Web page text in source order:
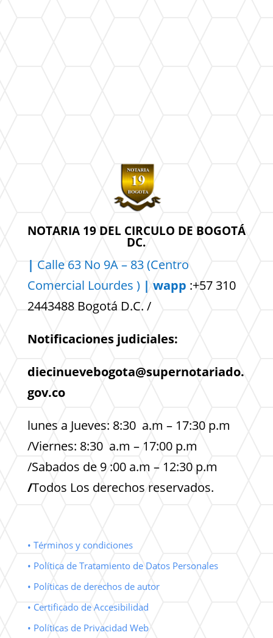
NOTARIA 19 DEL CIRCULO DE BOGOTÁ
DC.
| Calle 63 No 9A – 83 (Centro
Comercial Lourdes ) | wapp :+57 310
2443488 Bogotá D.C. /
Notificaciones judiciales:
diecinuevebogota@supernotariado.
gov.co
lunes a Jueves: 8:30 a.m – 17:30 p.m
/Viernes: 8:30 a.m – 17:00 p.m
/Sabados de 9 :00 a.m – 12:30 p.m
/Todos Los derechos reservados.
• Términos y condiciones
• Política de Tratamiento de Datos Personales
• Políticas de derechos de autor
• Certificado de Accesibilidad
• Políticas de Privacidad Web